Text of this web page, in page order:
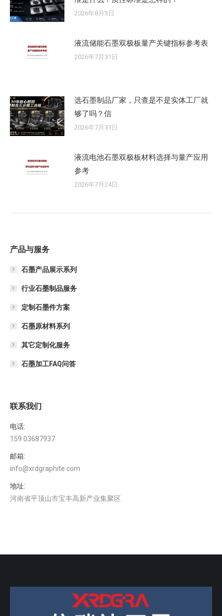
2026年8月3日
液流储能石墨双极板量产关键指标参考表
2026年7月31日
选石墨制品厂家，只查是不是实体工厂就
够了吗？信
2026年7月31日
液流电池石墨双极板材料选择与量产应用
参考
2026年7月24日
产品与服务
石墨产品展示系列
行业石墨制品服务
定制石墨件方案
石墨原材料系列
其它定制化服务
石墨加工FAQ问答
联系我们
电话:
159 03687937
邮箱:
info@xrdgraphite.com
地址:
河南省平顶山市宝丰高新产业集聚区